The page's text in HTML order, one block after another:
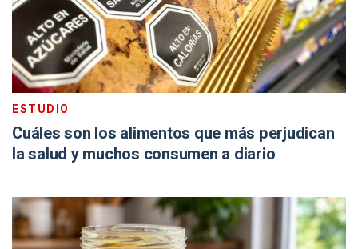
ESTUDIO
Cuáles son los alimentos que más perjudican
la salud y muchos consumen a diario